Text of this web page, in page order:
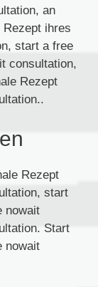
an
ihres
start a free
consultation,
Rezept
Rezept
start
nowait
Start
nowait